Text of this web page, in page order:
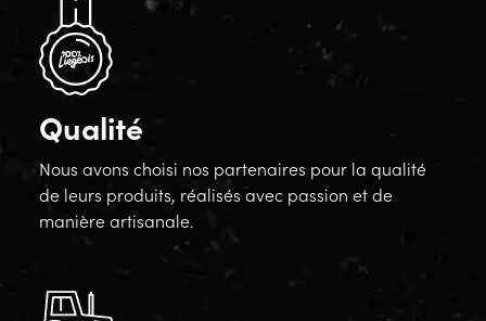
Qualité
Nous avons choisi nos partenaires pour la qualité
de leurs produits, réalisés avec passion et de
manière artisanale.